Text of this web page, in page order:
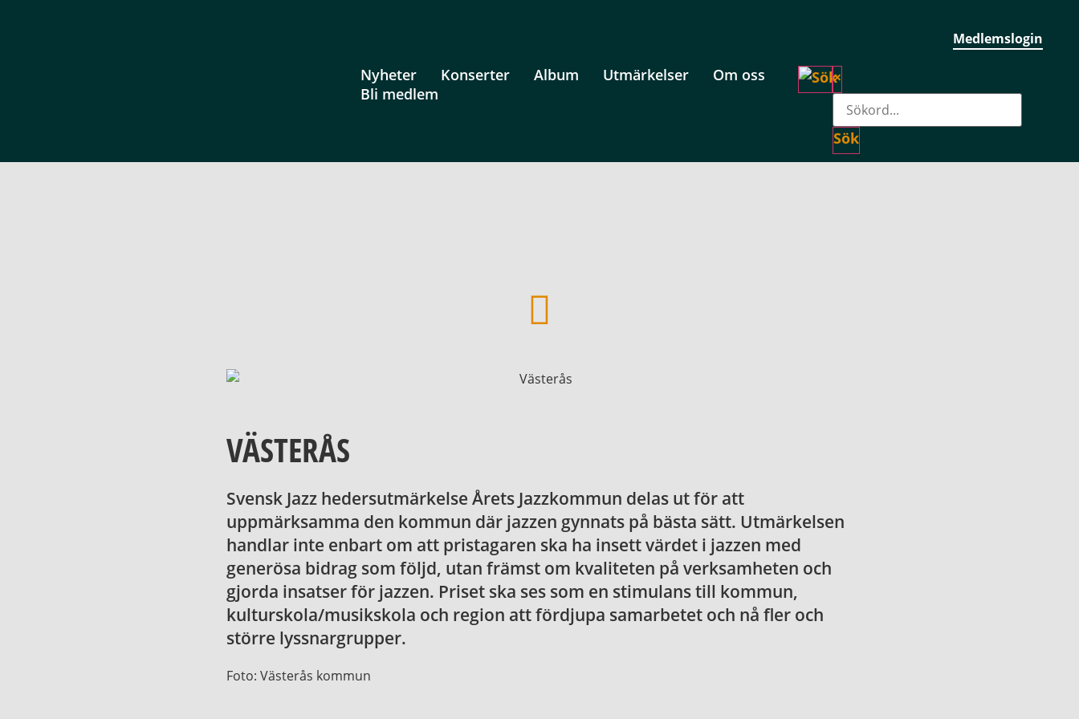
Medlemslogin
Nyheter Konserter Album Utmärkelser
Om oss
Bli medlem
×
Sök
VÄSTERÅS
Svensk Jazz hedersutmärkelse Årets Jazzkommun delas ut för att
uppmärksamma den kommun där jazzen gynnats på bästa sätt. Utmärkelsen
handlar inte enbart om att pristagaren ska ha insett värdet i jazzen med
generösa bidrag som följd, utan främst om kvaliteten på verksamheten och
gjorda insatser för jazzen. Priset ska ses som en stimulans till kommun,
kulturskola/musikskola och region att fördjupa samarbetet och nå fler och
större lyssnargrupper.
Foto: Västerås kommun